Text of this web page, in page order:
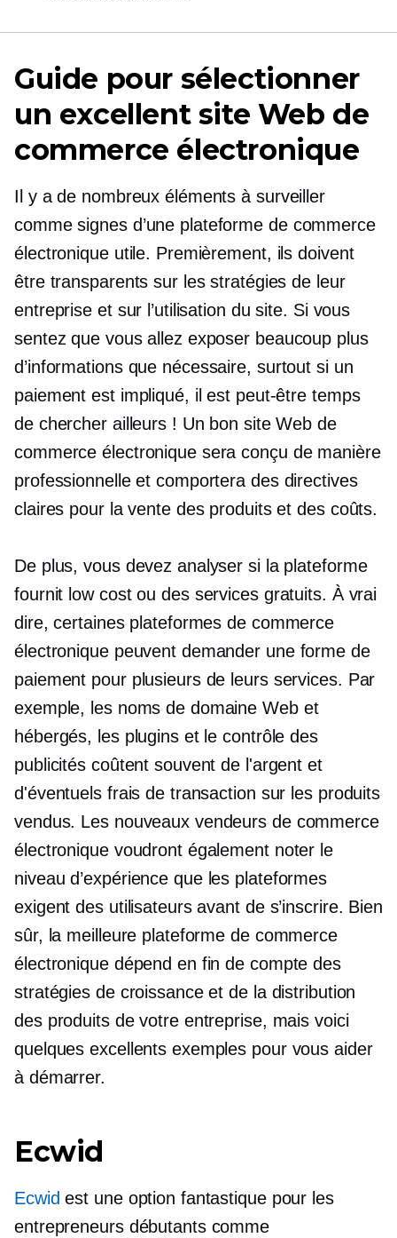
Guide pour sélectionner
un excellent site Web de
commerce électronique
Il y a de nombreux éléments à surveiller
comme signes d’une plateforme de commerce
électronique utile. Premièrement, ils doivent
être transparents sur les stratégies de leur
entreprise et sur l’utilisation du site. Si vous
sentez que vous allez exposer beaucoup plus
d’informations que nécessaire, surtout si un
paiement est impliqué, il est peut-être temps
de chercher ailleurs ! Un bon site Web de
commerce électronique sera conçu de manière
professionnelle et comportera des directives
claires pour la vente des produits et des coûts.
De plus, vous devez analyser si la plateforme
fournit low costou des services gratuits. À vrai
dire, certaines plateformes de commerce
électronique peuvent demander une forme de
paiement pour plusieurs de leurs services. Par
exemple, les noms de domaine Web et
hébergés, les plugins et le contrôle des
publicités coûtent souvent de l'argent et
d'éventuels frais de transaction sur les produits
vendus. Les nouveaux vendeurs de commerce
électronique voudront également noter le
niveau d’expérience que les plateformes
exigent des utilisateurs avant de s’inscrire. Bien
sûr, la meilleure plateforme de commerce
électronique dépend en fin de compte des
stratégies de croissance et de la distribution
des produits de votre entreprise, mais voici
quelques excellents exemples pour vous aider
à démarrer.
Ecwid
Ecwid est une option fantastique pour les
entrepreneurs débutants comme